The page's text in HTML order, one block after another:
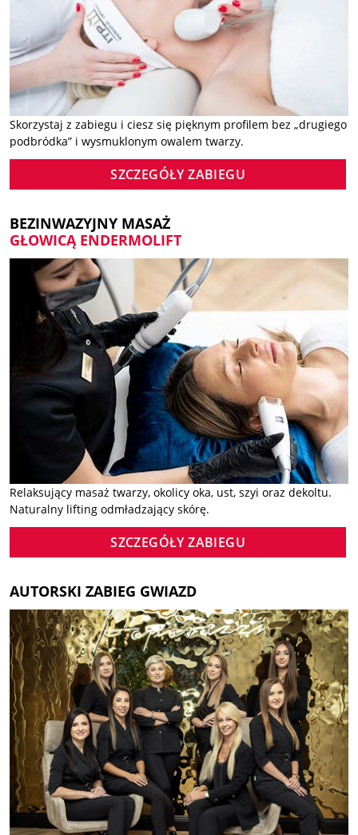
Skorzystaj z zabiegu i ciesz się pięknym profilem bez „drugiego
podbródka” i wysmuklonym owalem twarzy.
SZCZEGÓŁY ZABIEGU
BEZINWAZYJNY MASAŻ
GŁOWICĄ ENDERMOLIFT
Relaksujący masaż twarzy, okolicy oka, ust, szyi oraz dekoltu.
Naturalny lifting odmładzający skórę.
SZCZEGÓŁY ZABIEGU
AUTORSKI ZABIEG GWIAZD